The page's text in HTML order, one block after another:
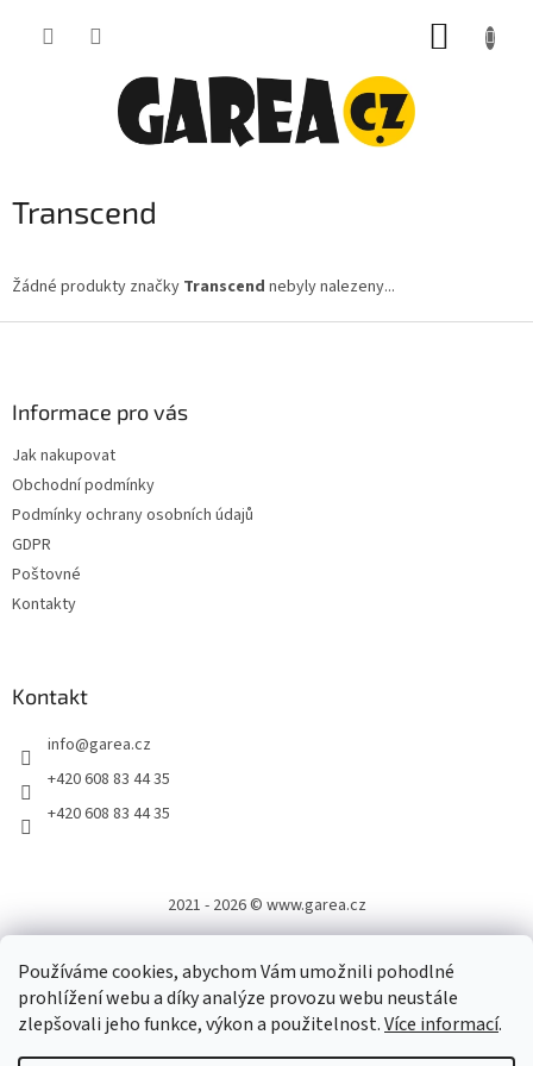
Používáme cookies, abychom Vám umožnili pohodlné
prohlížení webu a díky analýze provozu webu neustále
zlepšovali jeho funkce, výkon a použitelnost.Více informací.
Transcend
Žádné produkty značky Transcend nebyly nalezeny...
Informace pro vás
Jak nakupovat
Obchodní podmínky
Podmínky ochrany osobních údajů
GDPR
Poštovné
Kontakty
Kontakt
info@garea.cz
+420 608 83 44 35
+420 608 83 44 35
2021 - 2026 © www.garea.cz
Vytvořil Shoptet